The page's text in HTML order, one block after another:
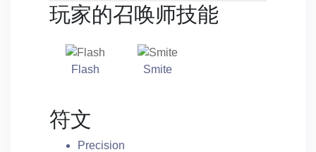
玩家的召唤师技能
Flash Smite
符文
Precision